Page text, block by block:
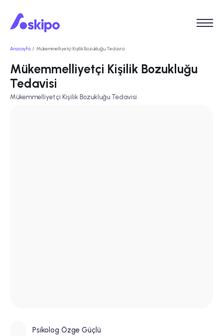
Anasayfa Mükemmelliyetçi Kişilik Bozukluğu Tedavisi
Mükemmelliyetçi Kişilik Bozukluğu
Tedavisi
Mükemmelliyetçi Kişilik Bozukluğu Tedavisi
Psikolog Özge Güçlü